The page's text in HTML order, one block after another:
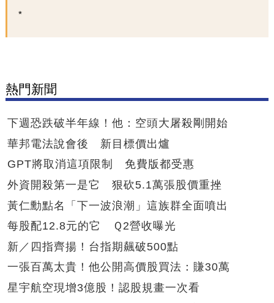
熱門新聞
下週恐跌破半年線！他：空頭大屠殺剛開始
華邦電法說會後 新目標價出爐
GPT將取消這項限制 免費版都受惠
外資開殺第一是它 狠砍5.1萬張股價重挫
黃仁勳點名「下一波浪潮」這族群全面噴出
每股配12.8元的它 Ｑ2營收曝光
新／四指齊揚！台指期飆破500點
一張百萬太貴！他公開高價股買法：賺30萬
星宇航空現增3億股！認股規畫一次看